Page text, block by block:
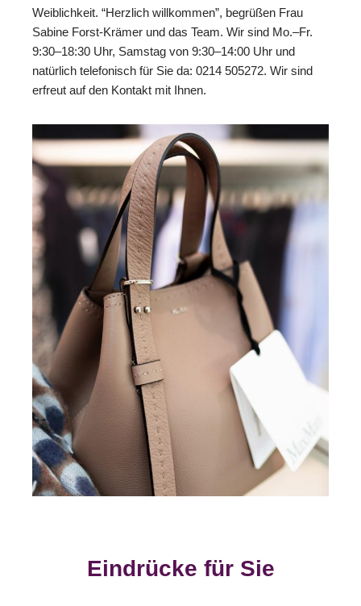
Weiblichkeit. “Herzlich willkommen”, begrüßen Frau
Sabine Forst-Krämer und das Team. Wir sind Mo.–Fr.
9:30–18:30 Uhr, Samstag von 9:30–14:00 Uhr und
natürlich telefonisch für Sie da: 0214 505272. Wir sind
erfreut auf den Kontakt mit Ihnen.
Eindrücke für Sie